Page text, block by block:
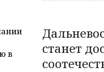
в
станет